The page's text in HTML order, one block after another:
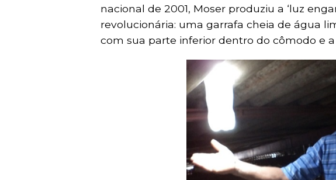
nacional de 2001, Moser produziu a ‘luz
revolucionária: uma garrafa cheia de água
com sua parte inferior dentro do cômodo e